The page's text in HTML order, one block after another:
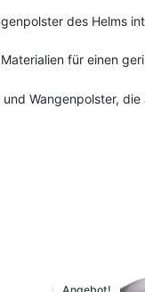
des Helms
für einen
Wangenpolster,